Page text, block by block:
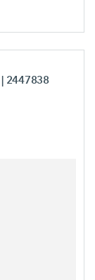
| 2447838